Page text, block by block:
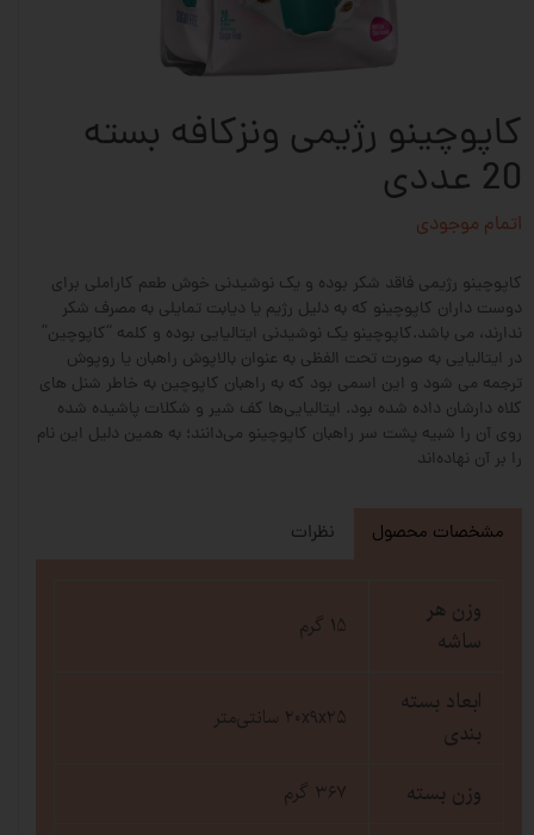
کاپوچینو رژیمی ونزکافه بسته
20 عددی
اتمام موجودی
کاپوچینو رژیمی فاقد شکر بوده و یک نوشیدنی خوش طعم کاراملی برای
دوست داران کاپوچینو که به دلیل رژیم یا دیابت تمایلی به مصرف شکر
ندارند، می باشد.کاپوچینو یک نوشیدنی ایتالیایی بوده و کلمه “کاپوچین”
در ایتالیایی به صورت تحت الفظی به عنوان بالاپوش راهبان یا روپوش
ترجمه می شود و این اسمی بود که به راهبان کاپوچین به خاطر شنل های
کلاه دارشان داده شده بود. ایتالیایی‌ها کف شیر و شکلات پاشیده شده
روی آن را شبیه پشت سر راهبان کاپوچینو می‌دانند؛ به همین دلیل این نام
را بر آن نهاده‌اند
مشخصات محصول نظرات
وزن هر
ساشه
15 گرم
ابعاد بسته
بندی
۲۰x۹x۲۵ سانتی‌متر
وزن بسته ۳۶۷ گرم